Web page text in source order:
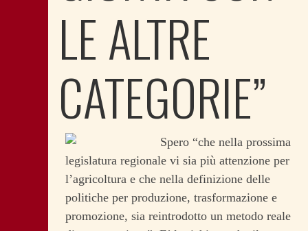
LE ALTRE
CATEGORIE”
Spero “che nella prossima
legislatura regionale vi sia più attenzione per
l’agricoltura e che nella definizione delle
politiche per produzione, trasformazione e
promozione, sia reintrodotto un metodo reale